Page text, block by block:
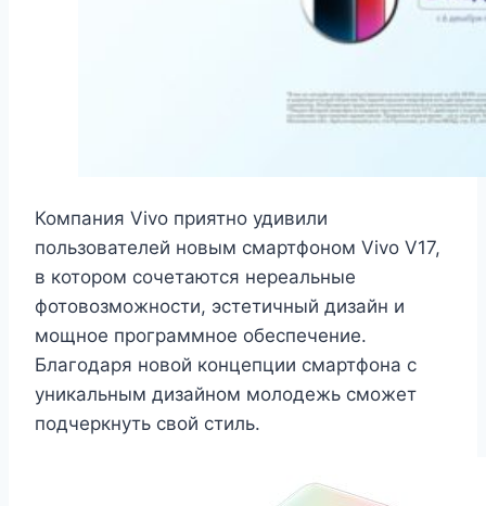
Компания Vivo приятно удивили
пользователей новым смартфоном Vivo V17,
в котором сочетаются нереальные
фотовозможности, эстетичный дизайн и
мощное программное обеспечение.
Благодаря новой концепции смартфона с
уникальным дизайном молодежь сможет
подчеркнуть свой стиль.